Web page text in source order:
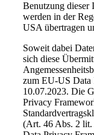
Benutzung dieser
werden in der
USA übertragen
Soweit dabei
sich diese
zum EU-US
10.07.2023. Die
Privacy
(Art. 46 Abs. 2